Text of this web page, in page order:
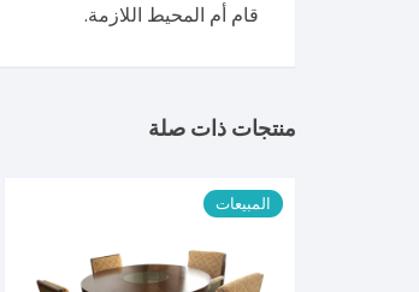
قام أم المحيط اللازمة.
منتجات ذات صلة
المبيعات